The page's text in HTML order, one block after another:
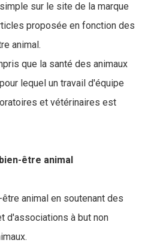
sur le site de la marque
proposée en fonction des
animal.
que la santé des animaux
lequel un travail d'équipe
et vétérinaires est
être animal
animal en soutenant des
d'associations à but non